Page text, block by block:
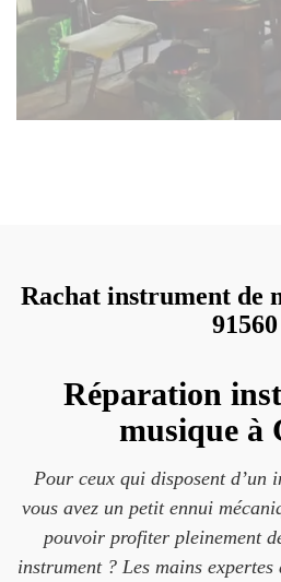
Rachat instrument de
91560
Réparation
musique à
Pour ceux qui disposent d’un
vous avez un petit ennui
pouvoir profiter pleinement
instrument ? Les mains